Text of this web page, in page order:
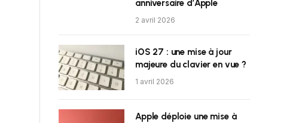
anniversaire d’Apple
2 avril 2026
iOS 27 : une mise à jour
majeure du clavier en vue ?
1 avril 2026
Apple déploie une mise à